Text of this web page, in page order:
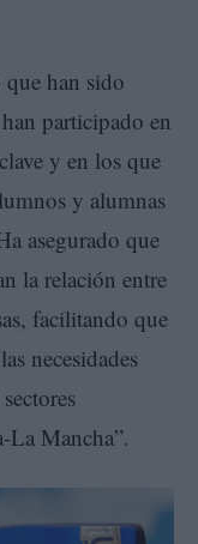
han sido
participado en
y en los que
y alumnas
asegurado que
la relación entre
facilitando que
necesidades
La Mancha”.